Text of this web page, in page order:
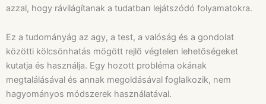
azzal, hogy rávilágítanak a tudatban lejátszódó folyamatokra.
Ez a tudományág az agy, a test, a valóság és a gondolat
közötti kölcsönhatás mögött rejlő végtelen lehetőségeket
kutatja és használja. Egy hozott probléma okának
megtalálásával és annak megoldásával foglalkozik, nem
hagyományos módszerek használatával.